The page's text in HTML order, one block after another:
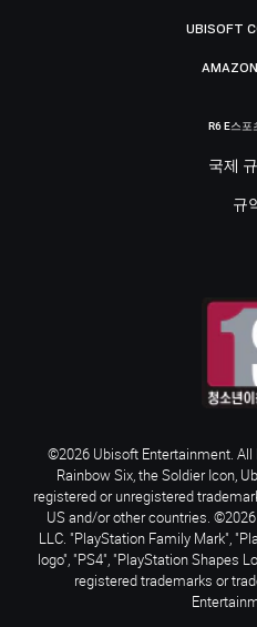
UBISOFT
R6 E스포
국제
규
©2026 Ubisoft Entertainment. All
Rainbow Six, the Soldier Icon,
registered or unregistered
US and/or other countries.
LLC. "PlayStation Family Mark",
logo", "PS4", "PlayStation Shapes
registered trademarks or